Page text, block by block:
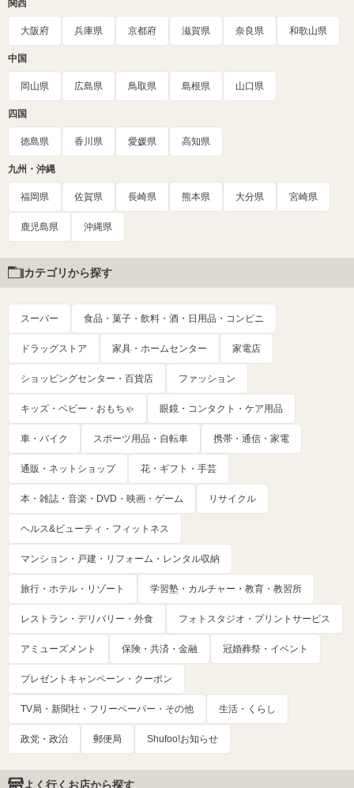
関西
大阪府 兵庫県 京都府 滋賀県 奈良県 和歌山県
中国
岡山県 広島県 鳥取県 島根県 山口県
四国
徳島県 香川県 愛媛県 高知県
九州・沖縄
福岡県 佐賀県 長崎県 熊本県 大分県 宮崎県
鹿児島県 沖縄県
カテゴリから探す
スーパー 食品・菓子・飲料・酒・日用品・コンビニ
ドラッグストア 家具・ホームセンター 家電店
ショッピングセンター・百貨店 ファッション
キッズ・ベビー・おもちゃ 眼鏡・コンタクト・ケア用品
車・バイク スポーツ用品・自転車 携帯・通信・家電
通販・ネットショップ 花・ギフト・手芸
本・雑誌・音楽・DVD・映画・ゲーム リサイクル
ヘルス&ビューティ・フィットネス
マンション・戸建・リフォーム・レンタル収納
旅行・ホテル・リゾート 学習塾・カルチャー・教育・教習所
レストラン・デリバリー・外食 フォトスタジオ・プリントサービス
アミューズメント 保険・共済・金融 冠婚葬祭・イベント
プレゼントキャンペーン・クーポン
TV局・新聞社・フリーペーパー・その他 生活・くらし
政党・政治 郵便局 Shufoo!お知らせ
よく行くお店から探す